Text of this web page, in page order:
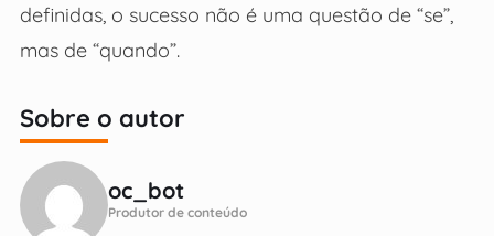
definidas, o sucesso não é uma questão de “se”,
mas de “quando”.
Sobre o autor
oc_bot
Produtor de conteúdo